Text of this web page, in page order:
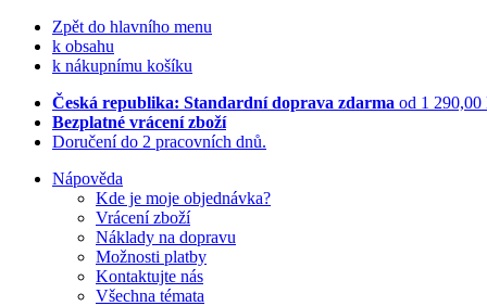
Zpět do hlavního menu
k obsahu
k nákupnímu košíku
Česká republika: Standardní doprava zdarma od 1 290,00
Bezplatné vrácení zboží
Doručení do 2 pracovních dnů.
Nápověda
Kde je moje objednávka?
Vrácení zboží
Náklady na dopravu
Možnosti platby
Kontaktujte nás
Všechna témata